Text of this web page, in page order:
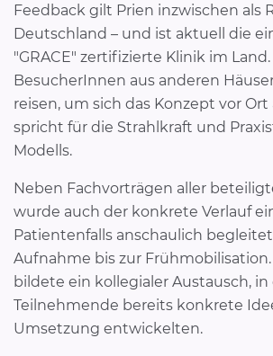
Feedback gilt Prien inzwischen als
Deutschland – und ist aktuell die
"GRACE" zertifizierte Klinik im Land.
BesucherInnen aus anderen
reisen, um sich das Konzept vor Ort
spricht für die Strahlkraft und
Modells.
Neben Fachvorträgen aller
wurde auch der konkrete Verlauf
Patientenfalls anschaulich
Aufnahme bis zur
bildete ein kollegialer Austausch, in
Teilnehmende bereits konkrete
Umsetzung entwickelten.